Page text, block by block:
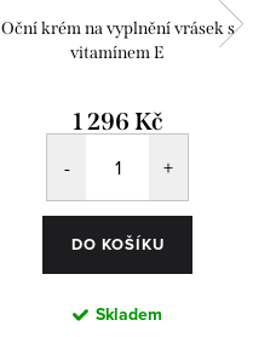
Oční krém na vyplnění vrásek s
vitamínem E
1 296 Kč
DO KOŠÍKU
Skladem